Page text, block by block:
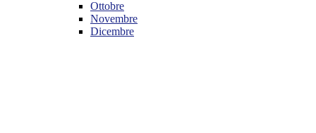
Ottobre
Novembre
Dicembre